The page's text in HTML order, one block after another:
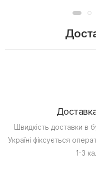
Швидкість доставки в
Україні фіксується
1-3